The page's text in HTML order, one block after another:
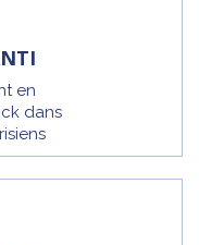
en
dans